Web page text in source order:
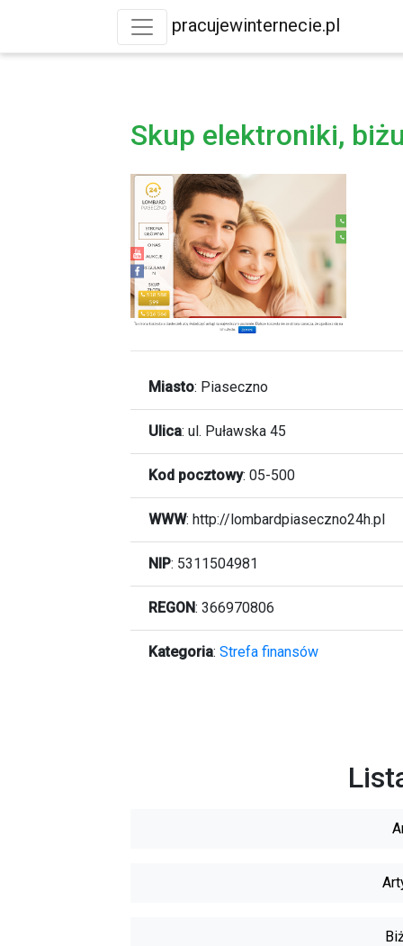
pracujewinternecie.pl
Skup elektroniki,
Miasto: Piaseczno
Ulica: ul. Puławska 45
Kod pocztowy: 05-500
WWW: http://lombardpiaseczno24h.pl
NIP: 5311504981
REGON: 366970806
Kategoria: Strefa finansów